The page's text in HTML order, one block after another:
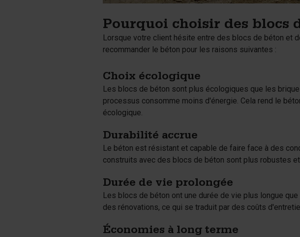
Pourquoi choisir des blocs
Lorsque votre client hésite entre des blocs de béton et
recommander le béton pour les raisons suivantes :
Choix écologique
Les blocs de béton sont plus écologiques que les
processus consomme moins d'énergie. Cela rend le
écologique.
Durabilité accrue
Le béton est résistant et capable de faire face à des
construits avec des blocs de béton sont plus robustes
Durée de vie prolongée
Les blocs de béton ont une durée de vie plus longue
des rénovations, ce qui se traduit par des coûts
Économies à long terme